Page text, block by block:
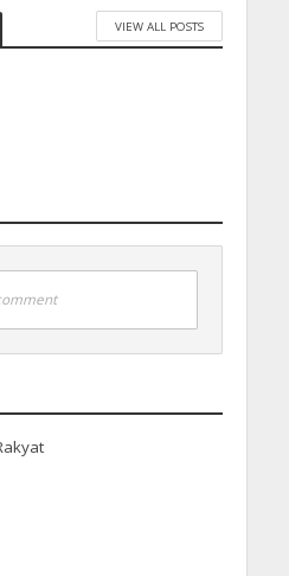
VIEW ALL POSTS